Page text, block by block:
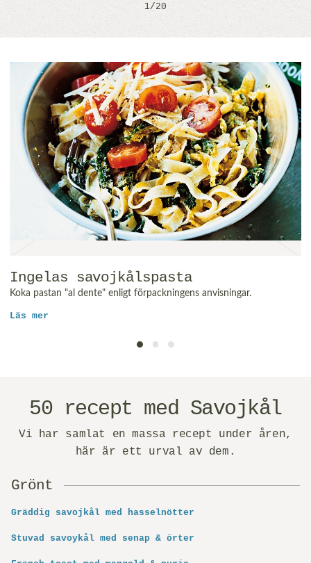
1/20
Ingelas savojkålspasta
Koka pastan "al dente" enligt förpackningens anvisningar.
Läs mer
50 recept med Savojkål
Vi har samlat en massa recept under åren,
här är ett urval av dem.
Grönt
Gräddig savojkål med hasselnötter
Stuvad savoykål med senap & örter